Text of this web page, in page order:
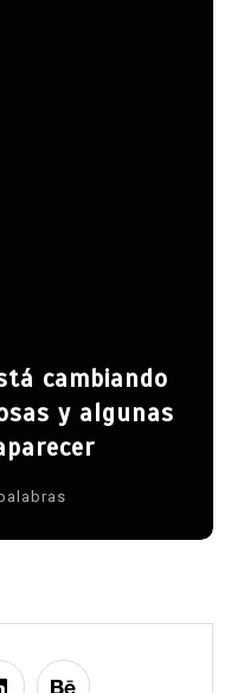
cambiando
y algunas